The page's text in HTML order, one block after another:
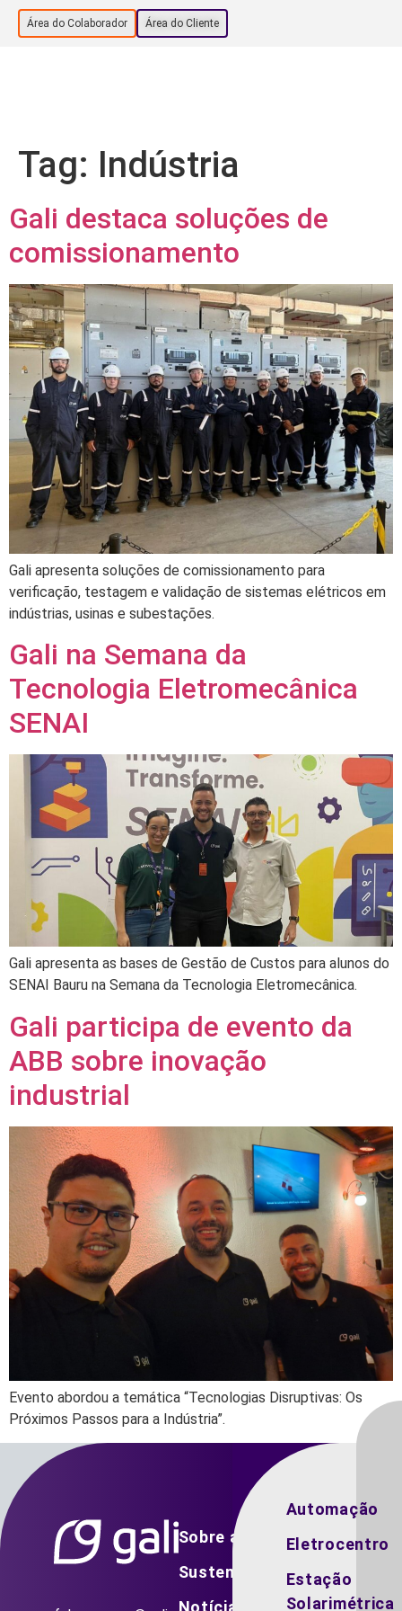
Área do Colaborador Área do Cliente
Tag: Indústria
Gali destaca soluções de
comissionamento
Gali apresenta soluções de comissionamento para
verificação, testagem e validação de sistemas elétricos em
indústrias, usinas e subestações.
Gali na Semana da
Tecnologia Eletromecânica
SENAI
Gali apresenta as bases de Gestão de Custos para alunos do
SENAI Bauru na Semana da Tecnologia Eletromecânica.
Gali participa de evento da
ABB sobre inovação
industrial
Evento abordou a temática “Tecnologias Disruptivas: Os
Próximos Passos para a Indústria”.
Sobre a Gali
Sustentabilidade
Notícias
Automação
Eletrocentro
Estação
Solarimétrica